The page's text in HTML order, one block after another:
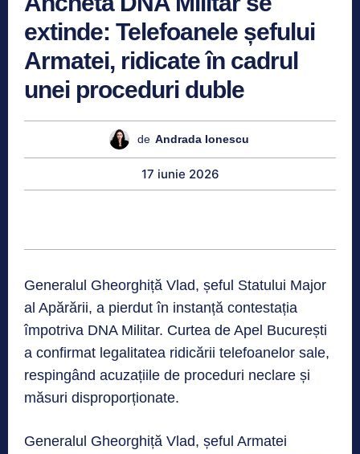
extinde: Telefoanele șefului
Armatei, ridicate în cadrul
unei proceduri duble
de Andrada Ionescu
17 iunie 2026
Generalul Gheorghiță Vlad, șeful Statului Major
al Apărării, a pierdut în instanță contestația
împotriva DNA Militar. Curtea de Apel București
a confirmat legalitatea ridicării telefoanelor sale,
respingând acuzațiile de proceduri neclare și
măsuri disproporționate.
Generalul Gheorghiță Vlad, șeful Armatei